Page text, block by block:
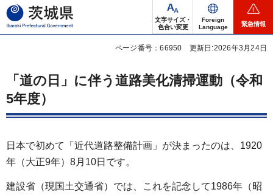
茨城県
文字サイズ・
色合い変更
Foreign
Language
緊急情報
ページ番号：66950 更新日:2026年3月24日
「道の日」に伴う道路美化清掃運動（令和
5年度）
日本で初めて「近代道路整備計画」が決まったのは、1920
年（大正9年）8月10日です。
建設省（現国土交通省）では、これを記念して1986年（昭